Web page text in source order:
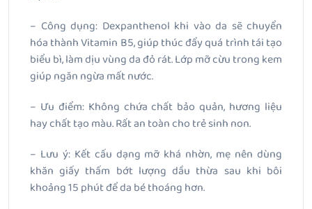
– Công dụng: Dexpanthenol khi vào da sẽ chuyển
hóa thành Vitamin B5, giúp thúc đẩy quá trình tái tạo
biểu bì, làm dịu vùng da đỏ rát. Lớp mỡ cừu trong kem
giúp ngăn ngừa mất nước.
– Ưu điểm: Không chứa chất bảo quản, hương liệu
hay chất tạo màu. Rất an toàn cho trẻ sinh non.
– Lưu ý: Kết cấu dạng mỡ khá nhờn, mẹ nên dùng
khăn giấy thấm bớt lượng dầu thừa sau khi bôi
khoảng 15 phút để da bé thoáng hơn.